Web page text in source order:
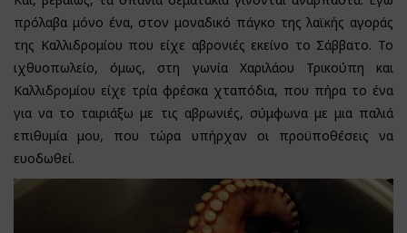
πρόλαβα μόνο ένα, στον μοναδικό πάγκο της λαϊκής αγοράς
της Καλλιδρομίου που είχε αβρονιές εκείνο το Σάββατο. Το
ιχθυοπωλείο, όμως, στη γωνία Χαριλάου Τρικούπη και
Καλλιδρομίου είχε τρία φρέσκα χταπόδια, που πήρα το ένα
για να το ταιριάξω με τις αβρωνιές, σύμφωνα με μια παλιά
επιθυμία μου, που τώρα υπήρχαν οι προϋποθέσεις να
ευοδωθεί.